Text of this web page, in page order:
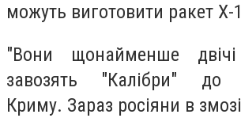
можуть виготовити ракет Х-
"Вони щонайменше
завозять "Калібри" до
Криму. Зараз росіяни в